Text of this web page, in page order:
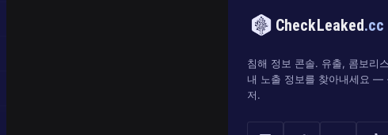
CheckLeaked.cc
침해 정보 콘솔. 유출, 콤보리
내 노출 정보를 찾아내세요 —
저.